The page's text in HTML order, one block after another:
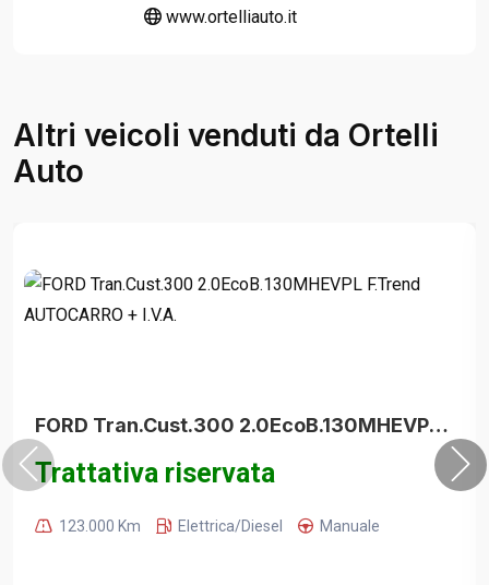
www.ortelliauto.it
Altri veicoli venduti da Ortelli
Auto
FORD Tran.Cust.300 2.0EcoB.130MHEVPL F.Trend AUTOCARRO + I.V.A.
Trattativa riservata
123.000 Km Elettrica/Diesel Manuale